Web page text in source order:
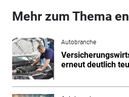
Mehr zum Thema
Autobranche
erneut deutlich